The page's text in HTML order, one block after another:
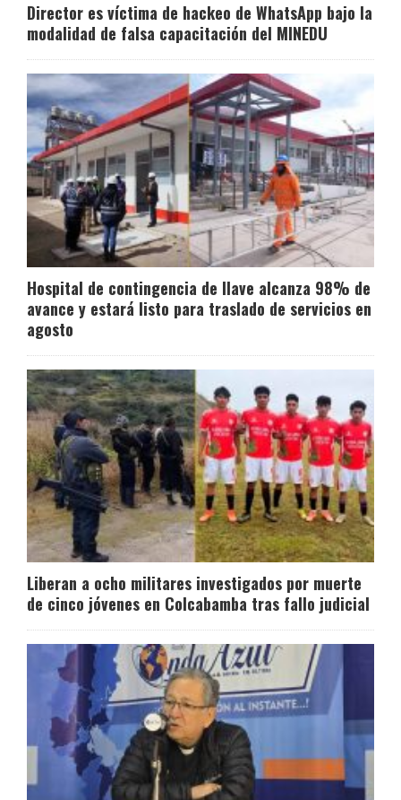
Director es víctima de hackeo de WhatsApp bajo la
modalidad de falsa capacitación del MINEDU
Hospital de contingencia de Ilave alcanza 98% de
avance y estará listo para traslado de servicios en
agosto
Liberan a ocho militares investigados por muerte
de cinco jóvenes en Colcabamba tras fallo judicial